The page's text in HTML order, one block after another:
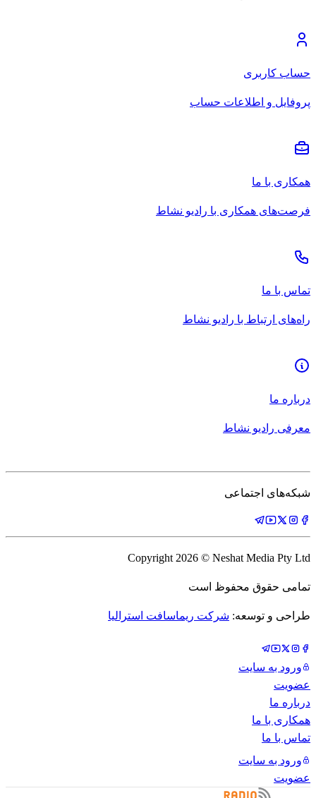
حساب کاربری
پروفایل و اطلاعات حساب
همکاری با ما
فرصت‌های همکاری با رادیو نشاط
تماس با ما
راه‌های ارتباط با رادیو نشاط
درباره ما
معرفی رادیو نشاط
شبکه‌های اجتماعی
Copyright 2026 © Neshat Media Pty Ltd
تمامی حقوق محفوظ است
طراحی و توسعه: شرکت ریماسافت استرالیا
ورود به سایت
عضویت
درباره ما
همکاری با ما
تماس با ما
ورود به سایت
عضویت